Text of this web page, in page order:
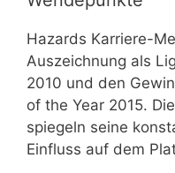
Hazards Karriere-
Auszeichnung als
2010 und den
of the Year 2015.
spiegeln seine
Einfluss auf dem